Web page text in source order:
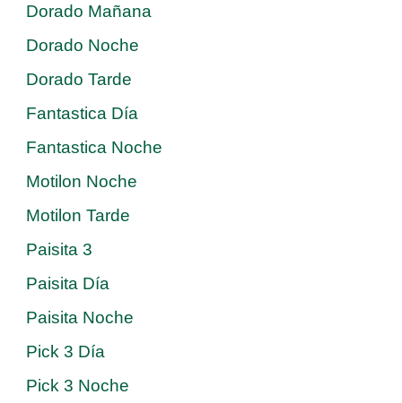
Dorado Mañana
Dorado Noche
Dorado Tarde
Fantastica Día
Fantastica Noche
Motilon Noche
Motilon Tarde
Paisita 3
Paisita Día
Paisita Noche
Pick 3 Día
Pick 3 Noche